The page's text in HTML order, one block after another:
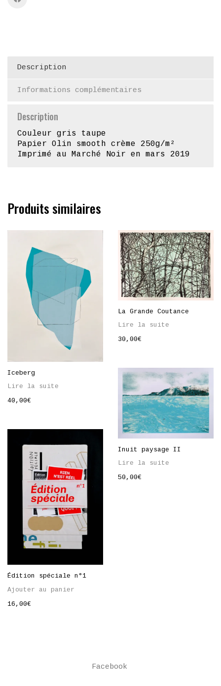
Description
Informations complémentaires
Description
Couleur gris taupe
Papier Olin smooth crème 250g/m²
Imprimé au Marché Noir en mars 2019
Produits similaires
Iceberg
Lire la suite
40,00€
La Grande Coutance
Lire la suite
30,00€
Inuit paysage II
Lire la suite
50,00€
Édition spéciale n°1
Ajouter au panier
16,00€
Facebook